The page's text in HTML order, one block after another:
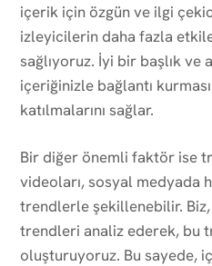
içerik için özgün ve ilgi
izleyicilerin daha fazla
sağlıyoruz. İyi bir başlık ve
içeriğinizle bağlantı
katılmalarını sağlar.
Bir diğer önemli faktör ise
videoları, sosyal medyada
trendlerle şekillenebilir.
trendleri analiz ederek, bu
oluşturuyoruz. Bu sayede,